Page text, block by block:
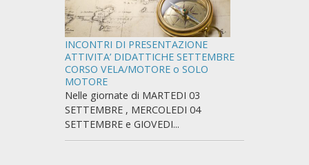
INCONTRI DI PRESENTAZIONE
ATTIVITA’ DIDATTICHE SETTEMBRE
CORSO VELA/MOTORE o SOLO
MOTORE
Nelle giornate di MARTEDI 03
SETTEMBRE , MERCOLEDI 04
SETTEMBRE e GIOVEDI...